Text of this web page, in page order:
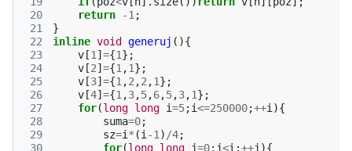
20
21
22
23
24
25
26
27
28
29
30
return
-1 ;
}
inline void generuj (){
v [1 ] ={1};
v [2] ={1 ,1};
v [3] ={1 ,2 ,2 ,1};
v [4] ={1 ,3,5,6,5,3,1};
for(long long i=5;i<=250000;++i ){
suma=0;
sz=i * (i -1 ) /4;
for(long long j=0; j<i ;++j ){